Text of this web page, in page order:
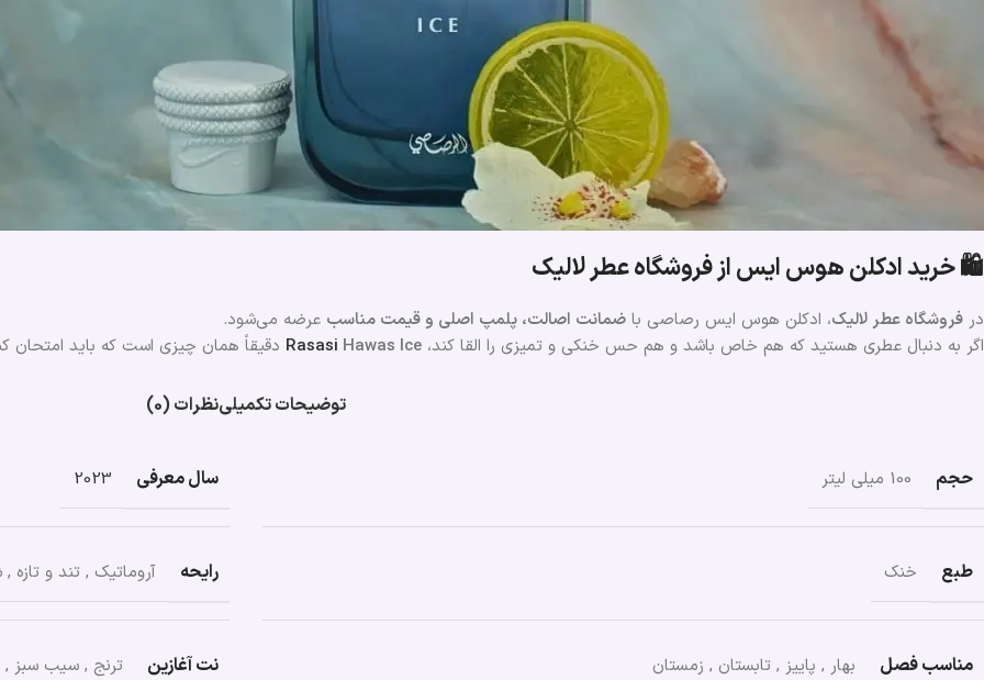
🛍️ خرید ادکلن هوس ایس از فروشگاه عطر لالیک
در فروشگاه عطر لالیک، ادکلن هوس ایس رصاصی با ضمانت اصالت، پلمپ اصلی و قیمت مناسب عرضه می‌شود.
اگر به دنبال عطری هستید که هم خاص باشد و هم حس خنکی و تمیزی را القا کند،
Rasasi Hawas Ice دقیقاً همان چیزی است که باید امتحان
توضیحات تکمیلینظرات (0)
حجم 100 میلی لیتر سال معرفی 2023
طبع خنک رایحه آروماتیک , تند و تازه ,
مناسب فصل بهار , پاییز , تابستان , زمستان نت آغازین ترنج , سیب سبز ,